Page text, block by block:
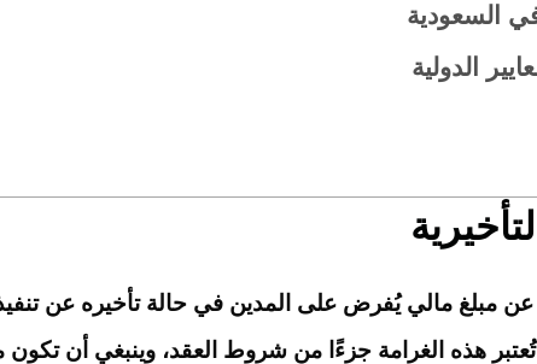
في السعودية
الدولية
عن مبلغ مالي يُفرض على المدين في حالة تأخيره عن
تُعتبر هذه الغرامة جزءًا من شروط العقد، وينبغي أن